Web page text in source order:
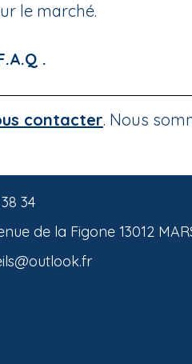
le marché.
.
contacter. Nous
34
de la Figone 13012